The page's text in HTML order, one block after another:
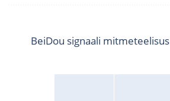
BeiDou signaali mitmeteelisus